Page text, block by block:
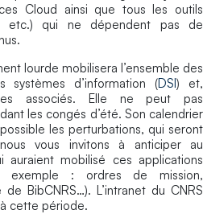
Cloud ainsi que tous les outils
etc.) qui ne dépendent pas de
lourde mobilisera l’ensemble des
d’information (DSI) et,
associés. Elle ne peut pas
les congés d’été. Son calendrier
les perturbations, qui seront
vous invitons à anticiper au
auraient mobilisé ces applications
exemple : ordres de mission,
BibCNRS…). L’intranet du CNRS
cette période.